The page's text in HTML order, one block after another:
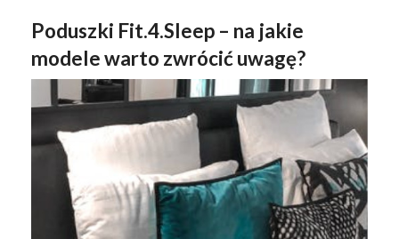
Poduszki Fit.4.Sleep – na jakie
modele warto zwrócić uwagę?